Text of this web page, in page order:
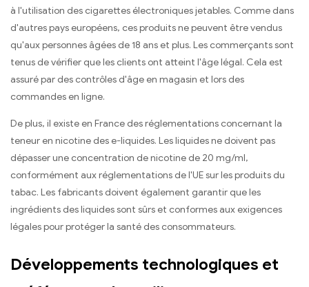
à l'utilisation des cigarettes électroniques jetables. Comme dans
d'autres pays européens, ces produits ne peuvent être vendus
qu'aux personnes âgées de 18 ans et plus. Les commerçants sont
tenus de vérifier que les clients ont atteint l'âge légal. Cela est
assuré par des contrôles d'âge en magasin et lors des
commandes en ligne.
De plus, il existe en France des réglementations concernant la
teneur en nicotine des e-liquides. Les liquides ne doivent pas
dépasser une concentration de nicotine de 20 mg/ml,
conformément aux réglementations de l'UE sur les produits du
tabac. Les fabricants doivent également garantir que les
ingrédients des liquides sont sûrs et conformes aux exigences
légales pour protéger la santé des consommateurs.
Développements technologiques et